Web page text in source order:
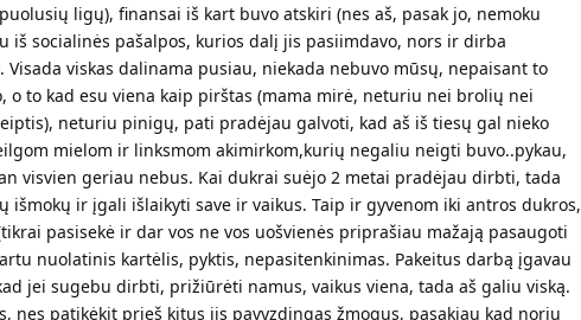
ligų), finansai iš kart buvo atskiri (nes aš, pasak jo, nemoku
iš socialinės pašalpos, kurios dalį jis pasiimdavo, nors ir dirba
viskas dalinama pusiau, niekada nebuvo mūsų, nepaisant to
to kad esu viena kaip pirštas (mama mirė, neturiu nei brolių nei
neturiu pinigų, pati pradėjau galvoti, kad aš iš tiesų gal nieko
mielom ir linksmom akimirkom,kurių negaliu neigti buvo..pykau,
visvien geriau nebus. Kai dukrai suėjo 2 metai pradėjau dirbti, tada
išmokų ir įgali išlaikyti save ir vaikus. Taip ir gyvenom iki antros dukros,
pasisekė ir dar vos ne vos uošvienės priprašiau mažają pasaugoti
nuolatinis kartėlis, pyktis, nepasitenkinimas. Pakeitus darbą įgavau
jei sugebu dirbti, prižiūrėti namus, vaikus viena, tada aš galiu viską.
nes patikėkit prieš kitus jis pavyzdingas žmogus, pasakiau kad noriu